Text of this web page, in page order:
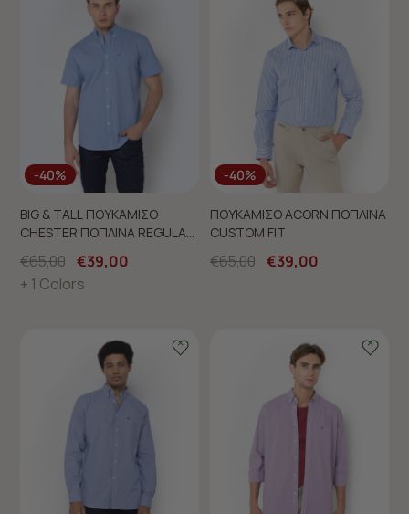
-40%
BIG & TALL ΠΟΥΚΑΜΙΣΟ
CHESTER ΠΟΠΛΙΝΑ REGULAR
€65,00 €39,00
+ 1 Colors
-40%
ΠΟΥΚΑΜΙΣΟ ACORN ΠΟΠΛΙΝΑ
CUSTOM FIT
€65,00 €39,00